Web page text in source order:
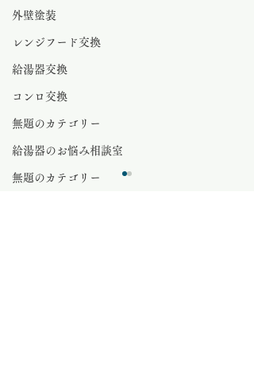
外壁塗装
レンジフード交換
給湯器交換
コンロ交換
無題のカテゴリー
給湯器のお悩み相談室
無題のカテゴリー